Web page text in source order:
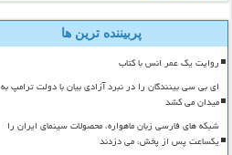
پربیننده ترین ها
روایت یک عمر انس با کتاب
ای بی سی بینندگان را در نبرد آزادی بیان با دولت ترامپ به
میدان می کشد
شبکه های فارسی زبان ماهواره، محصولات سینمای ایران را
یکساعت پس از پخش، می دزدند